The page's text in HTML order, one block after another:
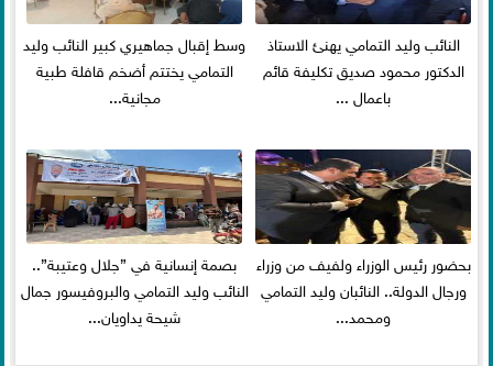
النائب وليد التمامي يهنئ الاستاذ
الدكتور محمود صديق تكليفة قائم
باعمال ...
وسط إقبال جماهيري كبير النائب وليد
التمامي يختتم أضخم قافلة طبية
مجانية...
بحضور رئيس الوزراء ولفيف من وزراء
ورجال الدولة.. النائبان وليد التمامي
ومحمد...
بصمة إنسانية في ”جلال وعتيبة”..
النائب وليد التمامي والبروفيسور جمال
شيحة يداويان...